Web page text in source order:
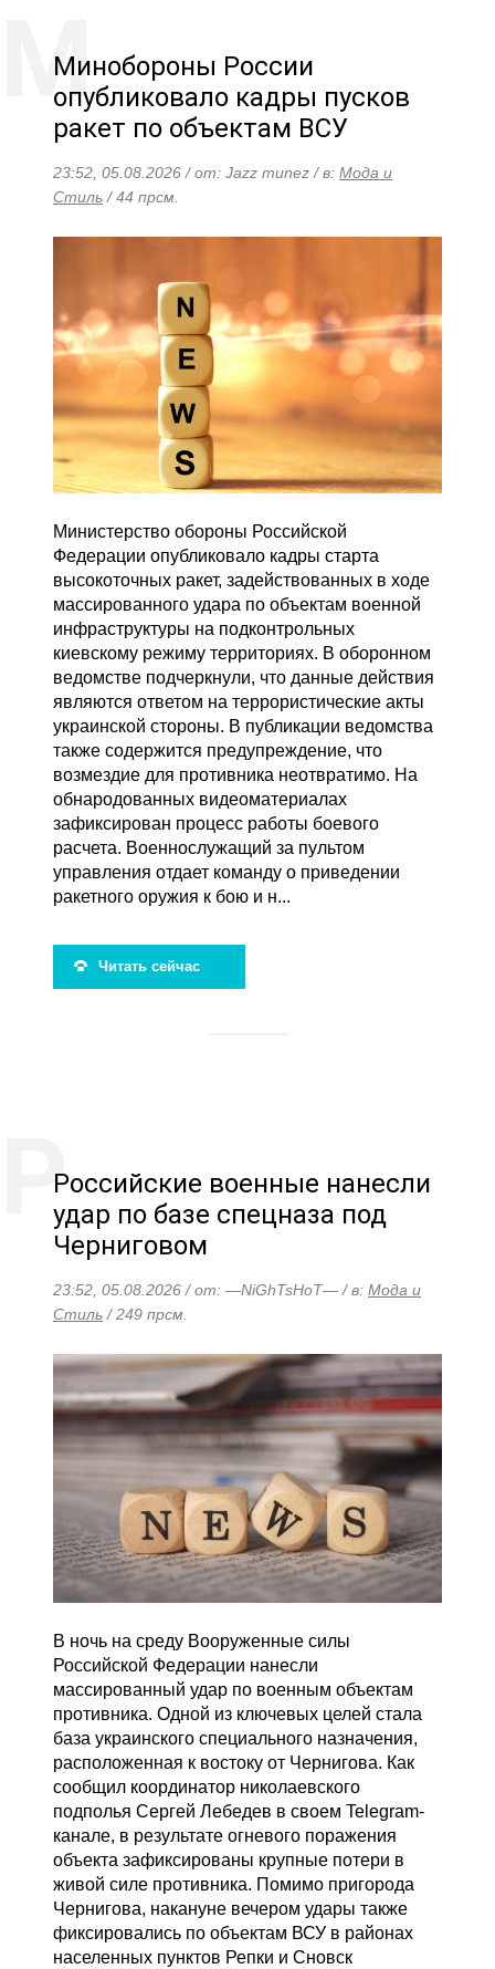
Минобороны России
опубликовало кадры пусков
ракет по объектам ВСУ
23:52, 05.08.2026 / от: Jazz munez / в: Мода и
Стиль / 44 прсм.
Министерство обороны Российской
Федерации опубликовало кадры старта
высокоточных ракет, задействованных в ходе
массированного удара по объектам военной
инфраструктуры на подконтрольных
киевскому режиму территориях. В оборонном
ведомстве подчеркнули, что данные действия
являются ответом на террористические акты
украинской стороны. В публикации ведомства
также содержится предупреждение, что
возмездие для противника неотвратимо. На
обнародованных видеоматериалах
зафиксирован процесс работы боевого
расчета. Военнослужащий за пультом
управления отдает команду о приведении
ракетного оружия к бою и н...
Читать сейчас
Российские военные нанесли
удар по базе спецназа под
Черниговом
23:52, 05.08.2026 / от: —NiGhTsHoT— / в: Мода и
Стиль / 249 прсм.
В ночь на среду Вооруженные силы
Российской Федерации нанесли
массированный удар по военным объектам
противника. Одной из ключевых целей стала
база украинского специального назначения,
расположенная к востоку от Чернигова. Как
сообщил координатор николаевского
подполья Сергей Лебедев в своем Telegram-
канале, в результате огневого поражения
объекта зафиксированы крупные потери в
живой силе противника. Помимо пригорода
Чернигова, накануне вечером удары также
фиксировались по объектам ВСУ в районах
населенных пунктов Репки и Сновск